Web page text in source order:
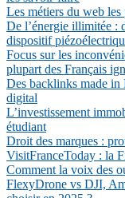
Les métiers du web les
De l’énergie illimitée :
dispositif
Focus sur les
plupart des Français
Des backlinks made in
digital
L’investissement
étudiant
Droit des marques :
VisitFranceToday : la
Comment la voix des
FlexyDrone vs DJI,